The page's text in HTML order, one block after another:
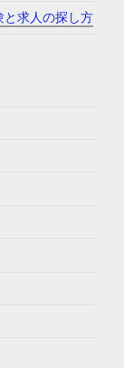
と求人の探し方